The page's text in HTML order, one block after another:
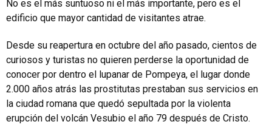
No es el más suntuoso ni el más importante, pero es el
edificio que mayor cantidad de visitantes atrae.
Desde su reapertura en octubre del año pasado, cientos de
curiosos y turistas no quieren perderse la oportunidad de
conocer por dentro el lupanar de Pompeya, el lugar donde
2.000 años atrás las prostitutas prestaban sus servicios en
la ciudad romana que quedó sepultada por la violenta
erupción del volcán Vesubio el año 79 después de Cristo.